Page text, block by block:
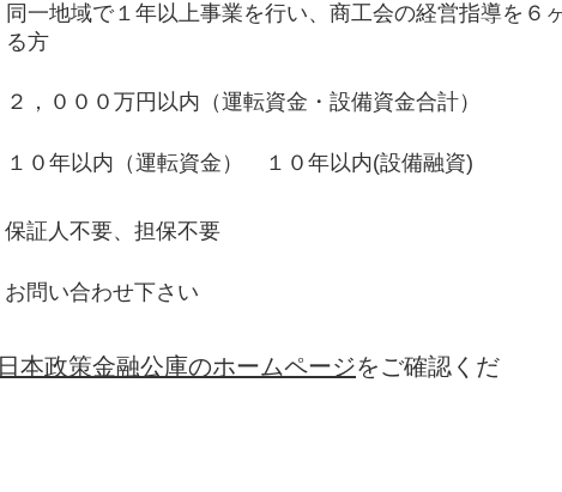
同一地域で１年以上事業を行い、商工会の経営指導を６
る方
２，０００万円以内（運転資金・設備資金合計）
１０年以内（運転資金） １０年以内(設備融資)
保証人不要、担保不要
​お問い合わせ下さい
日本政策金融公庫のホームページをご確認くだ